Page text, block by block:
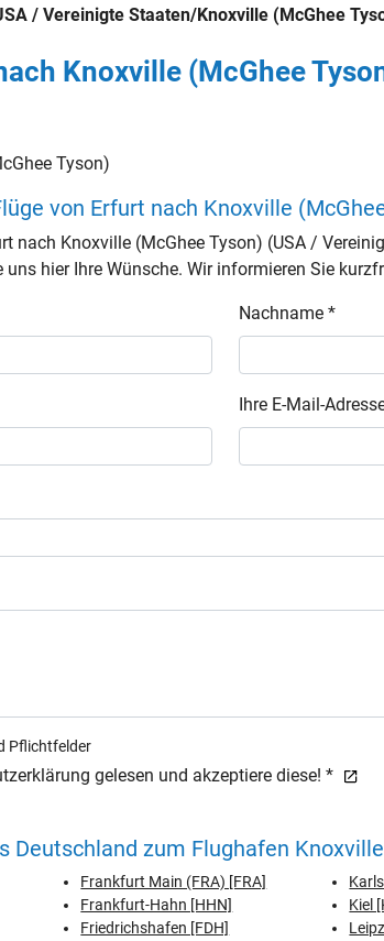
/ Vereinigte Staaten/Knoxville (McGhee
Knoxville (McGhee
Tyson)
von Erfurt nach Knoxville
nach Knoxville (McGhee Tyson) (USA /
uns hier Ihre Wünsche. Wir informieren Sie
Nachname *
Ihre E-Mail-
Pflichtfelder
gelesen und akzeptiere diese! *
Deutschland zum Flughafen
Frankfurt Main (FRA) [FRA]
Frankfurt-Hahn [HHN]
Friedrichshafen [FDH]
Kiel